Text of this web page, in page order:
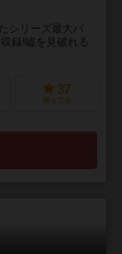
シリーズ最大パ
録!噓を見破れる
37
持ってる